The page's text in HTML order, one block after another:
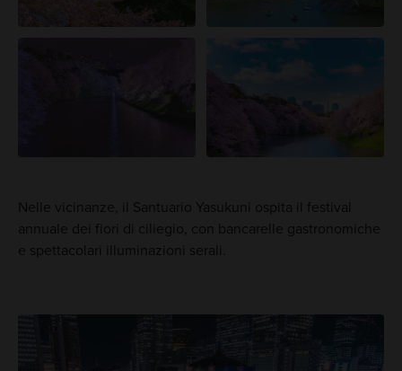
Nelle vicinanze, il Santuario Yasukuni ospita il festival
annuale dei fiori di ciliegio, con bancarelle gastronomiche
e spettacolari illuminazioni serali.